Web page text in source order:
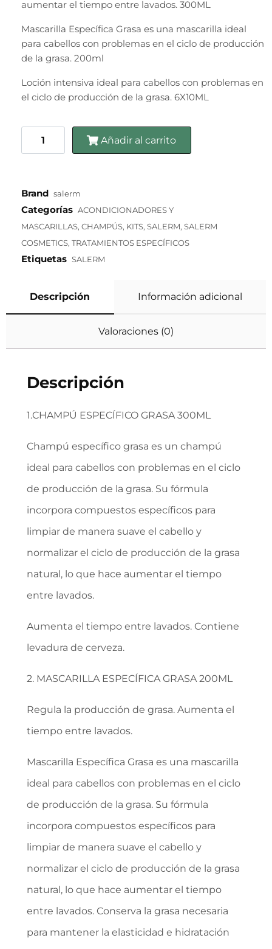
aumentar el tiempo entre lavados. 300ML
Mascarilla Específica Grasa es una mascarilla ideal
para cabellos con problemas en el ciclo de producción
de la grasa. 200ml
Loción intensiva ideal para cabellos con problemas en
el ciclo de producción de la grasa. 6X10ML
Añadir al carrito
Brand salerm
Categorías ACONDICIONADORES Y
MASCARILLAS, CHAMPÚS, KITS, SALERM, SALERM
COSMETICS, TRATAMIENTOS ESPECÍFICOS
Etiquetas SALERM
Descripción Información adicional
Valoraciones (0)
Descripción
1.CHAMPÚ ESPECÍFICO GRASA 300ML
Champú específico grasa es un champú
ideal para cabellos con problemas en el ciclo
de producción de la grasa. Su fórmula
incorpora compuestos específicos para
limpiar de manera suave el cabello y
normalizar el ciclo de producción de la grasa
natural, lo que hace aumentar el tiempo
entre lavados.
Aumenta el tiempo entre lavados. Contiene
levadura de cerveza.
2. MASCARILLA ESPECÍFICA GRASA 200ML
Regula la producción de grasa. Aumenta el
tiempo entre lavados.
Mascarilla Específica Grasa es una mascarilla
ideal para cabellos con problemas en el ciclo
de producción de la grasa. Su fórmula
incorpora compuestos específicos para
limpiar de manera suave el cabello y
normalizar el ciclo de producción de la grasa
natural, lo que hace aumentar el tiempo
entre lavados. Conserva la grasa necesaria
para mantener la elasticidad e hidratación